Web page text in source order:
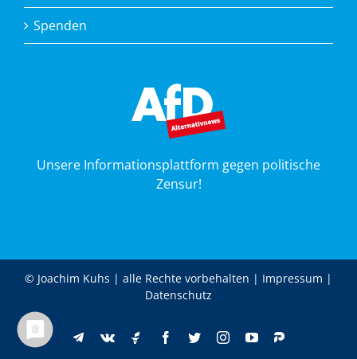
Spenden
Unsere Informationsplattform gegen politische
Zensur!
© Joachim Kuhs | alle Rechte vorbehalten | Impressum |
Datenschutz
TelegramVKontakte
Gettr Facebook
TwitterInstagramYouTube
Parler